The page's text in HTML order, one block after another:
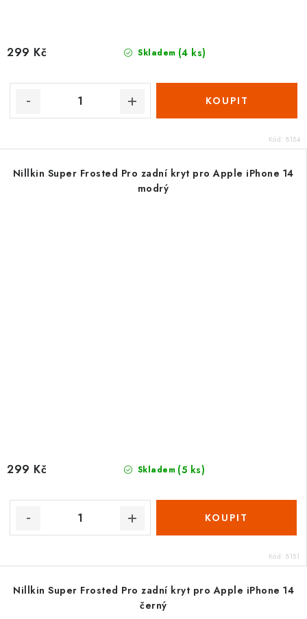
Skladem (4 ks)
299 Kč
Kód: 8154
Nillkin Super Frosted Pro zadní kryt pro Apple iPhone 14
modrý
Skladem (5 ks)
299 Kč
Kód: 8151
Nillkin Super Frosted Pro zadní kryt pro Apple iPhone 14
černý